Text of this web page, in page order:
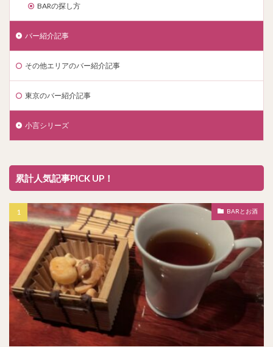
BARの探し方
バー紹介記事
その他エリアのバー紹介記事
東京のバー紹介記事
小言シリーズ
累計人気記事PICK UP！
BARとお酒